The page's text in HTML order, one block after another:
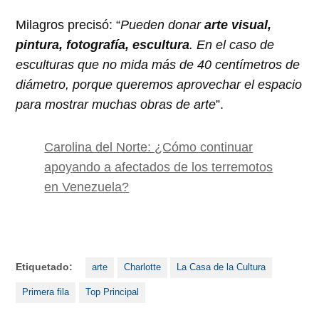
Milagros precisó: “Pueden donararte visual,
pintura, fotografía, escultura. En el caso de
esculturas que no mida más de 40 centímetros de
diámetro, porque queremos aprovechar el espacio
para mostrar muchas obras de arte”.
Carolina del Norte: ¿Cómo continuar
apoyando a afectados de los terremotos
en Venezuela?
Etiquetado: arte Charlotte La Casa de la Cultura
Primera fila Top Principal